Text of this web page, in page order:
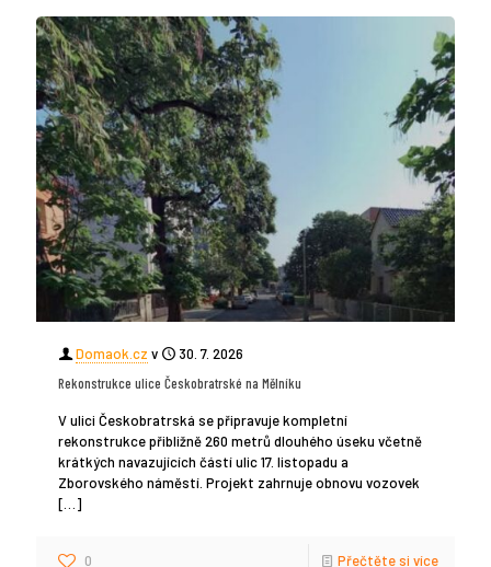
Domaok.cz v
30. 7. 2026
Rekonstrukce ulice Českobratrské na Mělníku
V ulici Českobratrská se připravuje kompletní
rekonstrukce přibližně 260 metrů dlouhého úseku včetně
krátkých navazujících částí ulic 17. listopadu a
Zborovského náměstí. Projekt zahrnuje obnovu vozovek
[…]
0 Přečtěte si více